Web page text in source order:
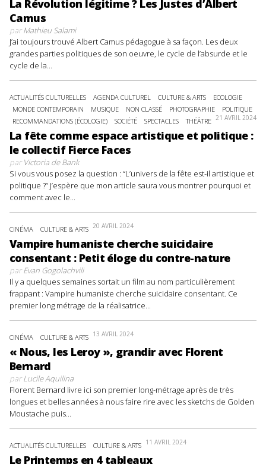
La Révolution légitime ? Les Justes d’Albert
Camus
parMathieu Salami
J’ai toujours trouvé Albert Camus pédagogue à sa façon. Les deux
grandes parties politiques de son oeuvre, le cycle de l’absurde et le
cycle de la...
ACTUALITÉS CULTURELLES AGENDA CULTUREL CULTURE & ARTS
ECOLOGIE
MONDE CONTEMPORAIN
MUSIQUE NON CLASSÉ PHOTOGRAPHIE
POLITIQUE
RECOMMANDATIONS (ÉCOLOGIE)
SOCIÉTÉ SPECTACLES THÉÂTRE 21 AVRIL 2024
La fête comme espace artistique et politique :
le collectif Fierce Faces
parVictoria de Bank
Si vous vous posez la question : “L’univers de la fête est-il artistique et
politique ?” J’espère que mon article saura vous montrer pourquoi et
comment avec le...
CINÉMA CULTURE & ARTS 20 AVRIL 2024
Vampire humaniste cherche suicidaire
consentant : Petit éloge du contre-nature
parEvan Gogolachvili
Il y a quelques semaines sortait un film au nom particulièrement
frappant : Vampire humaniste cherche suicidaire consentant. Ce
premier long métrage de la réalisatrice...
CINÉMA CULTURE & ARTS 13 AVRIL 2024
« Nous, les Leroy », grandir avec Florent
Bernard
parLucile Aquilina
Florent Bernard livre ici son premier long-métrage après de très
longues et belles années à nous faire rire avec les sketchs de Golden
Moustache puis...
ACTUALITÉS CULTURELLES CULTURE & ARTS 11 AVRIL 2024
Le Printemps en 4 tableaux